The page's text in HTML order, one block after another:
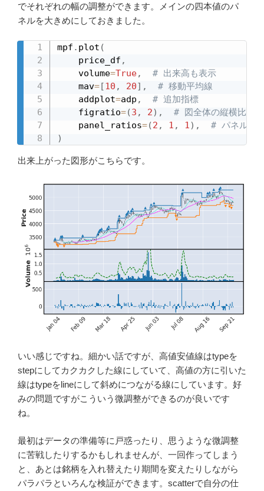
でそれぞれの幅の調整ができます。メインの四本値のパ
ネルを大きめにしておきました。
mpf . plot (
    price_df
,
    volume
=True,
# 出来高も表示
    mav
=[10 , 20] ,
# 移動平均線
    addplot
=adp ,
# 追加指標
    figratio
=(3 , 2) ,
# 図全体の縦横比
    panel_ratios
=(2 , 1 , 1) ,
# パネルの
)
出来上がった図形がこちらです。
いい感じですね。細かい話ですが、高値安値線はtypeを
stepにしてカクカクした線にしていて、高値の方に引いた
線はtypeをlineにして斜めにつながる線にしています。好
みの問題ですがこういう微調整ができるのが良いです
ね。
最初はデータの準備等に戸惑ったり、思うような微調整
に苦戦したりするかもしれませんが、一回作ってしまう
と、あとは銘柄を入れ替えたり期間を変えたりしながら
パラパラといろんな検証ができます。scatterで自分の仕